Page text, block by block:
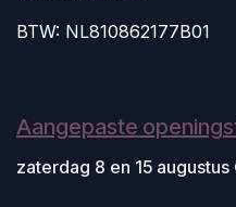
BTW: NL810862177B01
Aangepaste
zaterdag 8 en 15 augustus